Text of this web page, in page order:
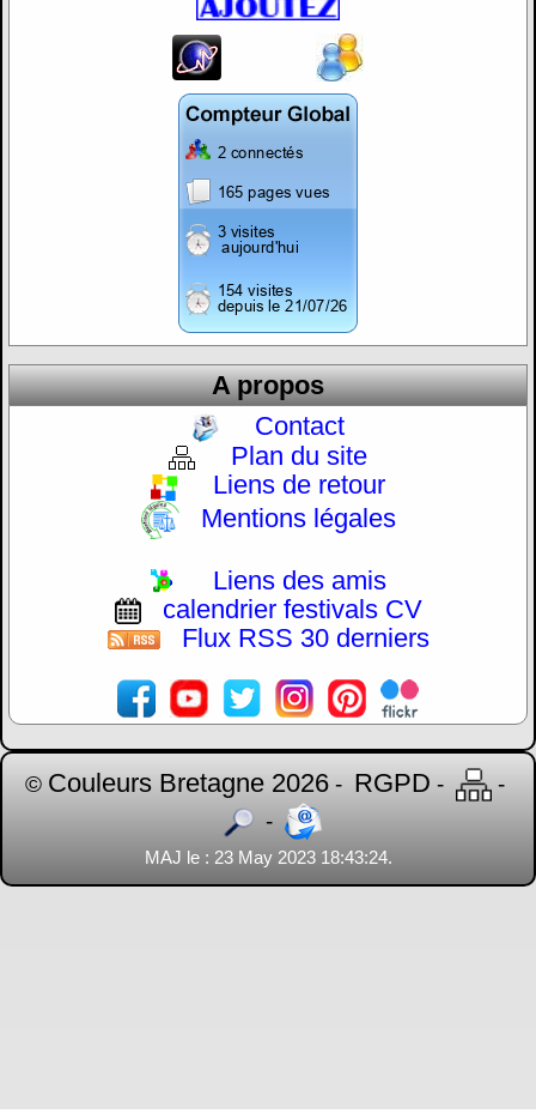
A propos
Contact
Plan du site
Liens de retour
Mentions légales
Liens des amis
calendrier festivals CV
Flux RSS 30 derniers
© Couleurs Bretagne 2026 - RGPD -
-
-
MAJ le : 23 May 2023 18:43:24.